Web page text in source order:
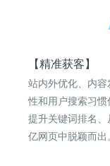
【精准获客】
站内外优化、内
性和用户搜索习
提升关键词排名
亿网页中脱颖而出。